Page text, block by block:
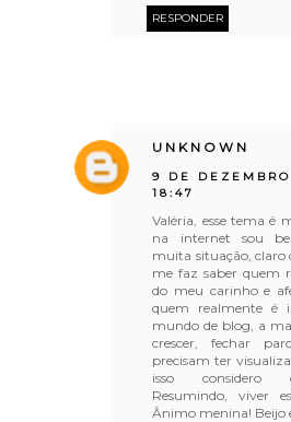
RESPONDER
UNKNOWN
9 DE
18:47
Valéria, esse tema é
na internet sou
muita situação, claro
me faz saber quem
do meu carinho e
quem realmente é
mundo de blog, a
crescer, fechar
precisam ter
isso considero
Resumindo, viver
Ânimo menina! Beijo